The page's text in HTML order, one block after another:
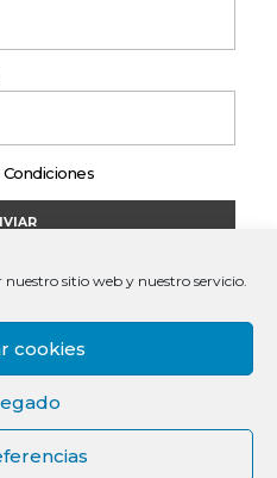
sitio web y nuestro servicio.
cookies